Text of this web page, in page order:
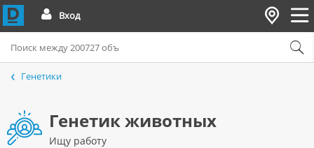
Вход
Генетики
Генетик животных
Ищу работу